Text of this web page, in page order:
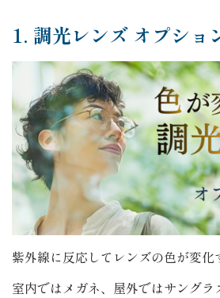
1. 調光レンズ オプショ
紫外線に反応してレンズの色が変化
室内ではメガネ、屋外ではサングラ